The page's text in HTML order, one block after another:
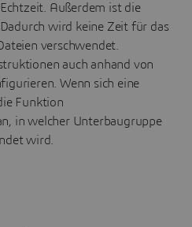
Außerdem ist die
wird keine Zeit für das
verschwendet.
auch anhand von
Wenn sich eine
Funktion
in welcher Unterbaugruppe
wird.